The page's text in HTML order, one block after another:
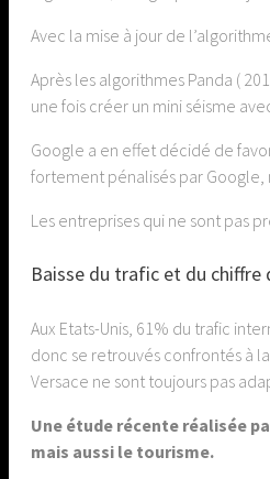
Avec la mise à jour de
Après les algorithmes Panda (
une fois créer un mini séisme
Google a en effet décidé de
fortement pénalisés par Google,
Les entreprises qui ne sont pas
Baisse du trafic et du chiffre
Aux Etats-Unis, 61% du trafic
donc se retrouvés confrontés à
Versace ne sont toujours pas
Une étude récente réalisée
mais aussi le tourisme.